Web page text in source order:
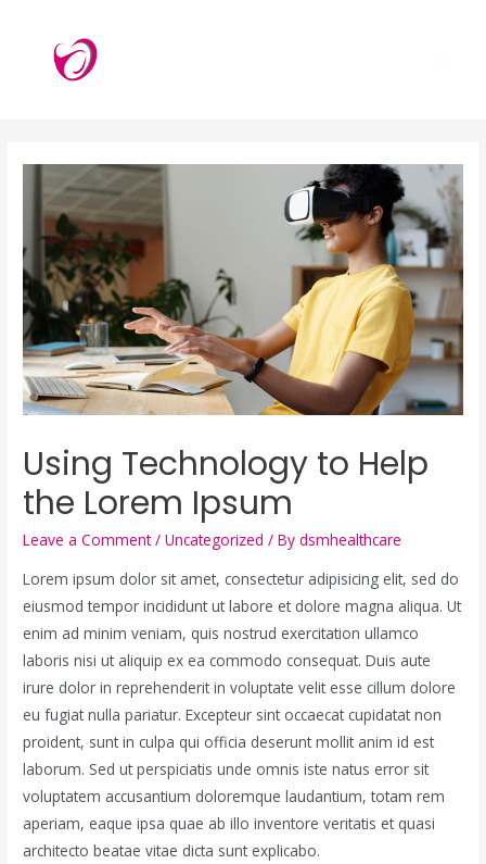
Using Technology to Help
the Lorem Ipsum
Leave a Comment /Uncategorized / Bydsmhealthcare
Lorem ipsum dolor sit amet, consectetur adipisicing elit, sed do
eiusmod tempor incididunt ut labore et dolore magna aliqua. Ut
enim ad minim veniam, quis nostrud exercitation ullamco
laboris nisi ut aliquip ex ea commodo consequat. Duis aute
irure dolor in reprehenderit in voluptate velit esse cillum dolore
eu fugiat nulla pariatur. Excepteur sint occaecat cupidatat non
proident, sunt in culpa qui officia deserunt mollit anim id est
laborum. Sed ut perspiciatis unde omnis iste natus error sit
voluptatem accusantium doloremque laudantium, totam rem
aperiam, eaque ipsa quae ab illo inventore veritatis et quasi
architecto beatae vitae dicta sunt explicabo.